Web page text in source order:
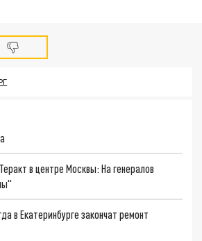
в центре Москвы: На генералов
в Екатеринбурге закончат ремонт